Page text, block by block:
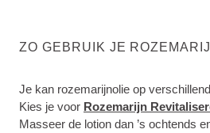
ZO GEBRUIK JE
Je kan rozemarijnolie op
Kies je voor Rozemarijn
Masseer de lotion dan ’s ochtends